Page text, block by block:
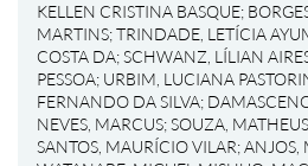
KELLEN CRISTINA BASQUE;
MARTINS;TRINDADE, LETÍCIA
COSTA DA;SCHWANZ, LÍLIAN
PESSOA; URBIM, LUCIANA
FERNANDO DA SILVA;
NEVES, MARCUS;SOUZA,
SANTOS, MAURÍCIO VILAR;ANJOS,